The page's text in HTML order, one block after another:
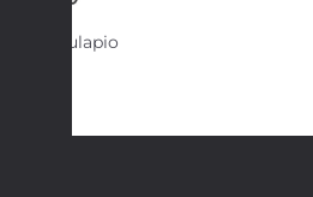
Kakkulapio